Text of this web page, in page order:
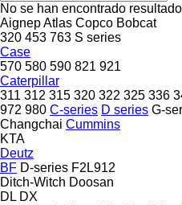
No se han encontrado
AignepAtlas Copco Bobcat
320 453 763 S series
Case
570 580 590 821 921
Caterpillar
311 312 315 320 322 325 336
972 980 C-series D series G-
Changchai Cummins
KTA
Deutz
BF D-series F2L912
Ditch-Witch Doosan
DL DX